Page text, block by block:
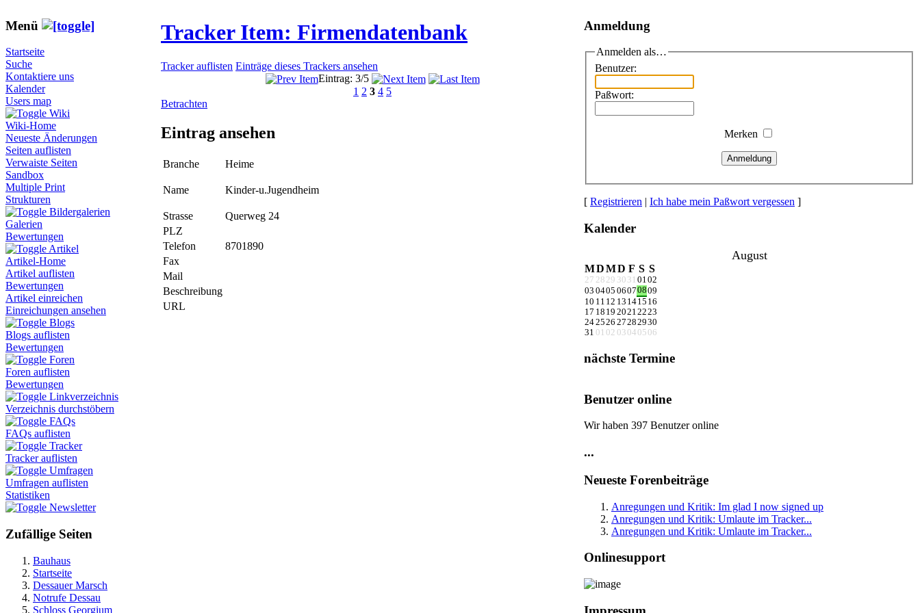
Menü
Startseite
Suche
Kontaktiere uns
Kalender
Users map
Wiki
Wiki-Home
Neueste Änderungen
Seiten auflisten
Verwaiste Seiten
Sandbox
Multiple Print
Strukturen
Bildergalerien
Galerien
Bewertungen
Artikel
Artikel-Home
Artikel auflisten
Bewertungen
Artikel einreichen
Einreichungen ansehen
Blogs
Blogs auflisten
Bewertungen
Foren
Foren auflisten
Bewertungen
Linkverzeichnis
Verzeichnis durchstöbern
FAQs
FAQs auflisten
Tracker
Tracker auflisten
Umfragen
Umfragen auflisten
Statistiken
Newsletter
Zufällige Seiten
Bauhaus
Startseite
Dessauer Marsch
Notrufe Dessau
Schloss Georgium
Tracker Item: Firmendatenbank
Tracker auflisten Einträge dieses Trackers ansehen
Eintrag: 3/5
1 2 3 4 5
Betrachten
Eintrag ansehen
Branche Heime
Name Kinder-u.Jugendheim
Strasse
Querweg 24
PLZ
Telefon
8701890
Fax
Mail
Beschreibung
URL
Anmeldung
Anmelden als…
Benutzer:
Paßwort:
Merken
Anmeldung
[ Registrieren | Ich habe mein Paßwort vergessen ]
Kalender
August
MDMD F S S
27 28 29 30 31 0102
03 0405 06070809
10 11 12 13 1415 16
17 18 19 20212223
242526 27282930
31 01 02 03 04 05 06
nächste Termine
Benutzer online
Wir haben 397 Benutzer online
...
Neueste Forenbeiträge
Anregungen und Kritik: Im glad I now signed up
Anregungen und Kritik: Umlaute im Tracker...
Anregungen und Kritik: Umlaute im Tracker...
Onlinesupport